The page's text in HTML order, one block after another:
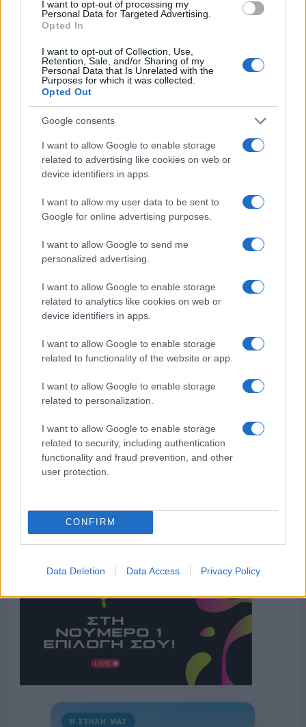
I want to opt-out of processing my
Personal Data for Targeted Advertising.
Opted In
I want to opt-out of Collection, Use,
Retention, Sale, and/or Sharing of my
Personal Data that Is Unrelated with the
Purposes for which it was collected.
Opted Out
Google consents
I want to allow Google to enable storage
related to advertising like cookies on web or
device identifiers in apps.
I want to allow my user data to be sent to
Google for online advertising purposes.
I want to allow Google to send me
personalized advertising.
I want to allow Google to enable storage
related to analytics like cookies on web or
device identifiers in apps.
I want to allow Google to enable storage
related to functionality of the website or app.
I want to allow Google to enable storage
related to personalization.
I want to allow Google to enable storage
related to security, including authentication
functionality and fraud prevention, and other
user protection.
CONFIRM
Data Deletion Data Access Privacy Policy
Η ΣΤΗΛΗ ΜΑΣ